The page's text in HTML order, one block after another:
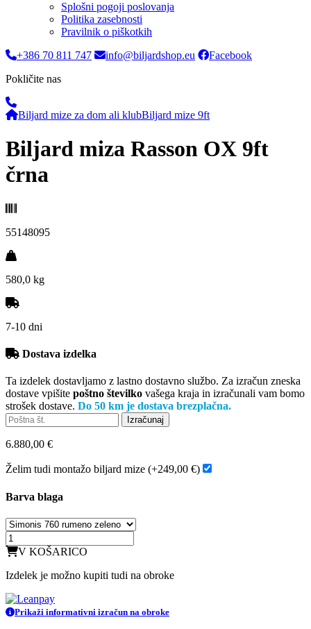
Splošni pogoji poslovanja
Politika zasebnosti
Pravilnik o piškotkih
+386 70 811 747
info@biljardshop.eu
Facebook
Pokličite nas
Biljard mize za dom ali klubBiljard mize 9ft
Biljard miza Rasson OX 9ft
črna
55148095
580,0 kg
7-10 dni
Dostava izdelka
Ta izdelek dostavljamo z lastno dostavno službo. Za izračun zneska
dostave vpišite poštno številko vašega kraja in izračunali vam bomo
strošek dostave. Do 50 km je dostava brezplačna.
6.880,00 €
Želim tudi montažo biljard mize (+249,00 €)
Barva blaga
V KOŠARICO
Izdelek je možno kupiti tudi na obroke
Prikaži informativni izračun na obroke